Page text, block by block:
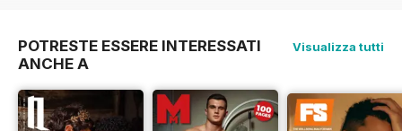
POTRESTE ESSERE INTERESSATI
ANCHE A
Visualizza tutti